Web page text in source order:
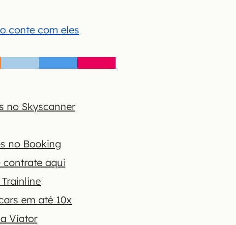
conte com eles
no Skyscanner
no Booking
contrate aqui
em até 10x
Viator